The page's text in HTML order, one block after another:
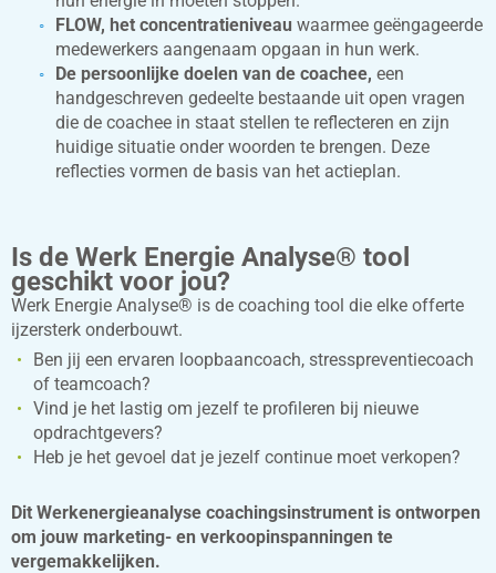
FLOW, het concentratieniveau waarmee geëngageerde
medewerkers aangenaam opgaan in hun werk.
De persoonlijke doelen van de coachee, een
handgeschreven gedeelte bestaande uit open vragen
die de coachee in staat stellen te reflecteren en zijn
huidige situatie onder woorden te brengen. Deze
reflecties vormen de basis van het actieplan.
Is de Werk Energie Analyse® tool
geschikt voor jou?
Werk Energie Analyse® is de coaching tool die elke offerte
ijzersterk onderbouwt.
Ben jij een ervaren loopbaancoach, stresspreventiecoach
of teamcoach?
Vind je het lastig om jezelf te profileren bij nieuwe
opdrachtgevers?
Heb je het gevoel dat je jezelf continue moet verkopen?
Dit Werkenergieanalyse coachingsinstrument is ontworpen
om jouw marketing- en verkoopinspanningen te
vergemakkelijken.